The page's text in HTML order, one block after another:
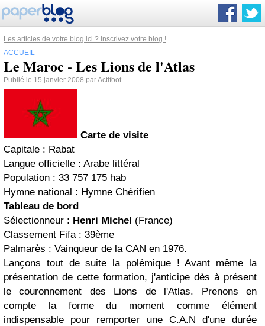
Les articles de votre blog ici ? Inscrivez votre blog !
ACCUEIL
Le Maroc - Les Lions de l'Atlas
Publié le 15 janvier 2008 parActifoot
Carte de visite
Capitale : Rabat
Langue officielle : Arabe littéral
Population : 33 757 175 hab
Hymne national : Hymne Chérifien
Tableau de bord
Sélectionneur : Henri Michel (France)
Classement Fifa : 39ème
Palmarès : Vainqueur de la CAN en 1976.
Lançons tout de suite la polémique ! Avant même la
présentation de cette formation, j'anticipe dès à présent
le couronnement des Lions de l'Atlas. Prenons en
compte la forme du moment comme élément
indispensable pour remporter une C.A.N d'une durée